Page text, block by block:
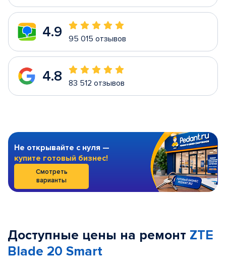
4.9 95 015 отзывов
4.8 83 512 отзывов
Не открывайте с нуля —
купите готовый бизнес!
Смотреть
варианты
Доступные цены на ремонт ZTE
Blade 20 Smart